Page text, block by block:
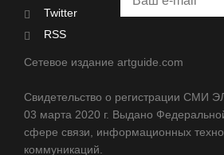
Twitter
RSS
Сетевое издание artguide.com
Свидетельство о регистрации
03 марта 2020 г. Выдано
сфере связи, информационных
коммуникаций.